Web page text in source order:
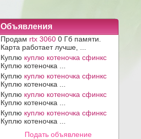
Объявления
Продам rtx 3060 0 Гб памяти.
Карта работает лучше, ...
Куплю куплю котеночка сфинкс
Куплю котеночка ...
Куплю куплю котеночка сфинкс
Куплю котеночка ...
Куплю куплю котеночка сфинкс
Куплю котеночка ...
Куплю куплю котеночка сфинкс
Куплю котеночка ...
Подать объявление